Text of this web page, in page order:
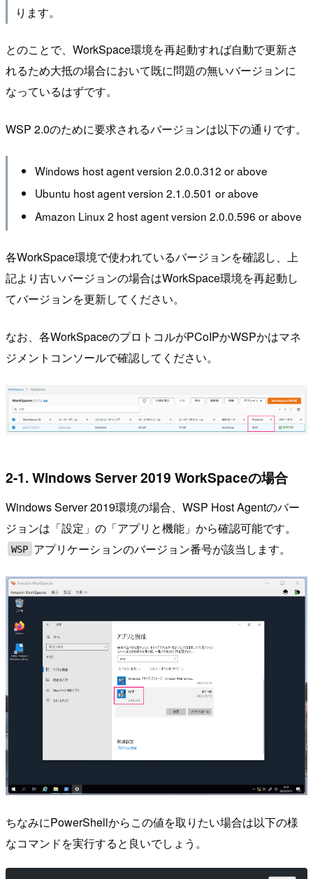
ります。
とのことで、WorkSpace環境を再起動すれば自動で更新さ
れるため大抵の場合において既に問題の無いバージョンに
なっているはずです。
WSP 2.0のために要求されるバージョンは以下の通りです。
Windows host agent version 2.0.0.312 or above
Ubuntu host agent version 2.1.0.501 or above
Amazon Linux 2 host agent version 2.0.0.596 or above
各WorkSpace環境で使われているバージョンを確認し、上
記より古いバージョンの場合はWorkSpace環境を再起動し
てバージョンを更新してください。
なお、各WorkSpaceのプロトコルがPCoIPかWSPかはマネ
ジメントコンソールで確認してください。
2-1. Windows Server 2019 WorkSpaceの場合
Windows Server 2019環境の場合、WSP Host Agentのバー
ジョンは「設定」の「アプリと機能」から確認可能です。
WSP アプリケーションのバージョン番号が該当します。
ちなみにPowerShellからこの値を取りたい場合は以下の様
なコマンドを実行すると良いでしょう。